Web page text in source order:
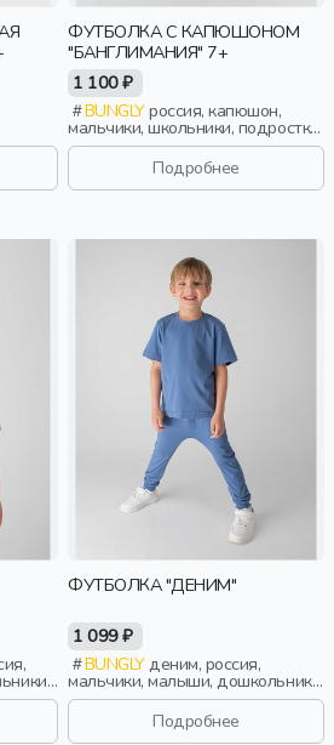
ФУТБОЛКА С КАПЮШОНОМ
"БАНГЛИМАНИЯ" 7+
1 100 ₽
BUNGLYроссия, капюшон,
мальчики, школьники, подростки,
дети
Подробнее
ФУТБОЛКА "ДЕНИМ"
1 099 ₽
BUNGLYденим, россия,
мальчики, малыши, дошкольники,
дети
Подробнее